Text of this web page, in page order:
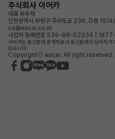
주식회사 이어카
대표 유우재
인천광역시 부평구 주부토로 236, D동 1514
cs@eacar.co.kr
사업자 등록번호 539-88-02334 |
이어카는 통신판매 중개자로서 통신판매의 당사자
않습니다.
Copyrightⓒ eacar. All right reserved.